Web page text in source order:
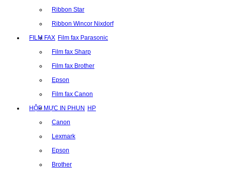
Ribbon Star
Ribbon Wincor Nixdorf
FILM FAX Film fax Parasonic
Film fax Sharp
Film fax Brother
Epson
Film fax Canon
HỘP MỰC IN PHUN HP
Canon
Lexmark
Epson
Brother